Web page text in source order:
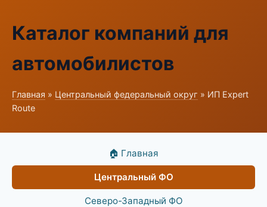
Каталог компаний для
автомобилистов
Главная » Центральный федеральный округ » ИП Expert
Route
🏠 Главная
Центральный ФО
Северо-Западный ФО